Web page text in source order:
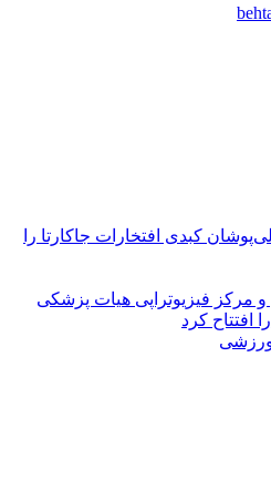
کبدی افتخارات جاکارتا را
و مرکز فیزیوتراپی هیات پزشکی
افتتاح کرد
ورزشی